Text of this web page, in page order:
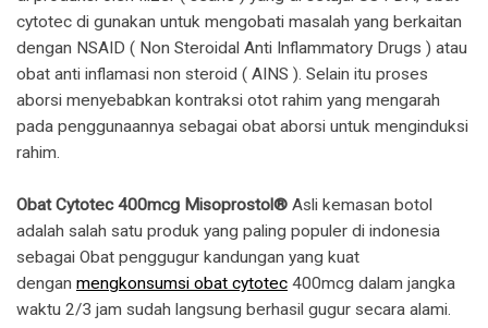
cytotec di gunakan untuk mengobati masalah yang berkaitan
dengan NSAID ( Non Steroidal Anti Inflammatory Drugs ) atau
obat anti inflamasi non steroid ( AINS ). Selain itu proses
aborsi menyebabkan kontraksi otot rahim yang mengarah
pada penggunaannya sebagai obat aborsi untuk menginduksi
rahim.
Obat Cytotec 400mcg Misoprostol® Asli kemasan botol
adalah salah satu produk yang paling populer di indonesia
sebagai Obat penggugur kandungan yang kuat
dengan mengkonsumsi obat cytotec 400mcg dalam jangka
waktu 2/3 jam sudah langsung berhasil gugur secara alami.